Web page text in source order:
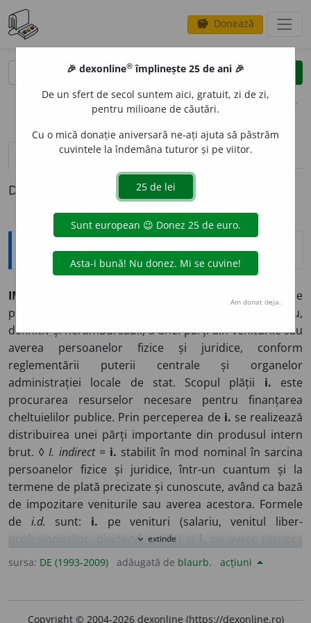
savings Donează
clear
opțiuni
definiții (1) pronunțievolume_up (50)
Definiția cu ID-ul 567898:
Enciclopedice
IMPÓZIT
Formă de
prelevare la dispoziția statului, cu titlu obligatoriu,
definitiv și nerambursabil, a unei părți din veniturile sau
averea persoanelor fizice și juridice, conform
reglementării puterii centrale și organelor
administrației locale de stat. Scopul plății i. este
procurarea resurselor necesare pentru finanțarea
cheltuielilor publice. Prin perceperea de i. se realizează
distribuirea unei părți importante din produsul intern
brut. ◊I. indirect= i. stabilit în mod nominal în sarcina
persoanelor fizice și juridice, într-un cuantum și la
termene de plată precizate și cunoscute, având ca bază
de impozitare veniturile sau averea acestora. Formele
de i.d. sunt: i. pe venituri (salariu, venitul liber-
profesioniștilor, dividend, profit) și
terenurilor și clădirilor, pe succesiuni, donații și pe
expand_more extinde
sursa: DE (1993-2009) adăugată de blaurb. acțiuni
Copyright © 2004-2026 dexonline (https://dexonline.ro)
🎉 dexonline® împlinește 25 de ani 🎉
De un sfert de secol suntem aici, gratuit, zi de zi,
pentru milioane de căutări.
Cu o mică donație aniversară ne-ați ajuta să păstrăm
cuvintele la îndemâna tuturor și pe viitor.
Am donat deja.